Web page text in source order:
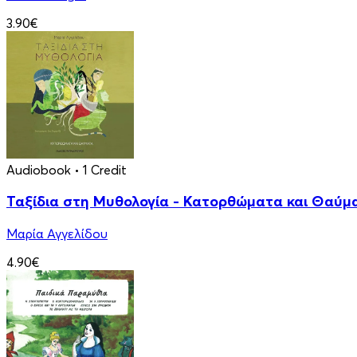
3.90€
Audiobook • 1 Credit
Ταξίδια στη Μυθολογία - Κατορθώματα και
Μαρία Αγγελίδου
4.90€